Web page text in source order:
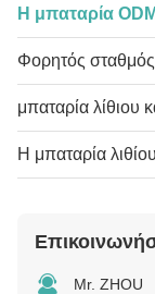
Η μπαταρία ODM
Φορητός
μπαταρία λίθιου
Η μπαταρία
Mr. ZHOU